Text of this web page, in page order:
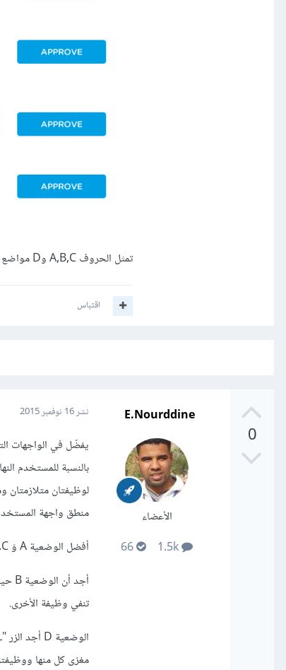
تمثل الحروف A,B,C وD مواضع الأزرار، أيها أنسب من حيث تجرية المستخدم؟ أيها أقرب لما تعود عليه المستخدم؟
اقتباس
0
E.Nourddine
الأعضاء
نشر16 نوفمبر 2015
يفضّل في الواجهات
منطق واجهة
أفضل الوضعية A وَ C.
تنفي وظيفة الأخرى.
مغزى كل منها